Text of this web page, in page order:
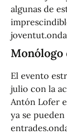
algunas de
Monólogo
El evento
julio con la
Antón Lofer
ya se